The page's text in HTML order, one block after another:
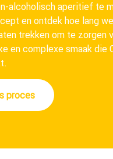
alcoholisch aperitief te
en ontdek hoe lang
trekken om te zorgen
en complexe smaak die
proces